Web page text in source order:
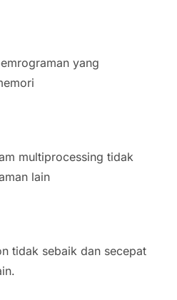
yang
multiprocessing tidak
lain
tidak sebaik dan secepat